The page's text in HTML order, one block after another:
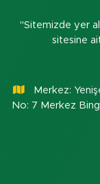
"Sitemizde yer
sitesine
Merkez:
No: 7 Merkez